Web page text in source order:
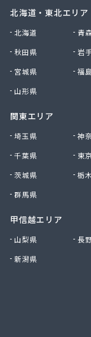
有限会社横嶋商
有限会社丸共
有限会社丸山
有限会社丸二
有限会社宮下商
有限会社犬飼燃
有限会社古間
有限会社佐久プ
有限会社佐久
有限会社秋山商
有限会社小串
有限会社小池燃
有限会社大内
北海道・東北エリア
北海道
青
秋田県
岩
宮城県
福
山形県
関東エリア
埼玉県
神
千葉県
東
茨城県
栃
群馬県
甲信越エリア
山梨県
長
新潟県